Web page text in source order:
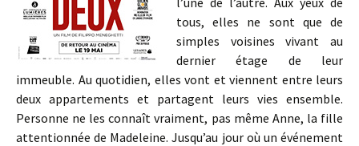
tous, elles ne sont que de
simples voisines vivant au
dernier étage de leur
immeuble. Au quotidien, elles vont et viennent entre leurs
deux appartements et partagent leurs vies ensemble.
Personne ne les connaît vraiment, pas même Anne, la fille
attentionnée de Madeleine. Jusqu’au jour où un événement